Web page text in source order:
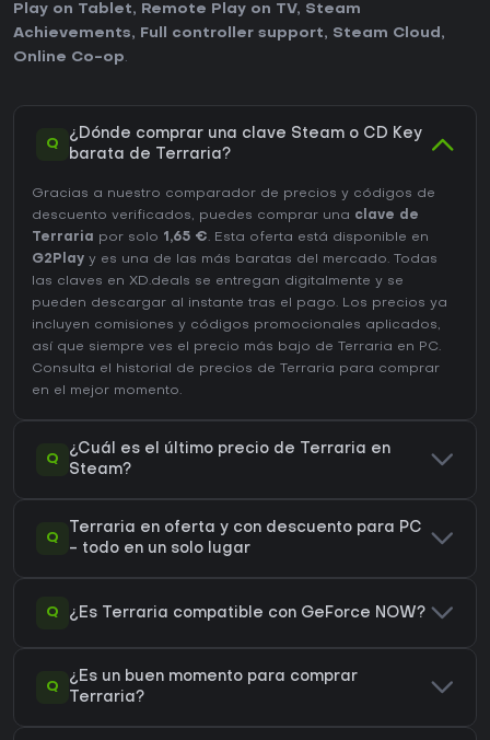
Play on Tablet, Remote Play on TV, Steam
Achievements, Full controller support, Steam Cloud ,
Online Co-op.
Q
¿Dónde comprar una clave Steam o CD Key
barata de Terraria?
Gracias a nuestro comparador de precios y códigos de
descuento verificados, puedes comprar una clave de
Terraria
por solo 1,65 €. Esta oferta está disponible en
G2Play y es una de las más baratas del mercado. Todas
las claves en XD.deals se entregan digitalmente y se
pueden descargar al instante tras el pago. Los precios ya
incluyen comisiones y códigos promocionales aplicados,
así que siempre ves el precio más bajo de Terraria en PC.
Consulta el
historial de precios de Terraria para comprar
en el mejor momento.
Q
¿Cuál es el último precio de Terraria en
Steam?
Q
Terraria en oferta y con descuento para PC
- todo en un solo lugar
Q ¿Es Terraria compatible con GeForce NOW?
Q
¿Es un buen momento para comprar
Terraria?